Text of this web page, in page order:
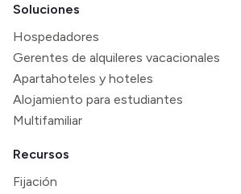
Soluciones
Hospedadores
Gerentes de alquileres vacacionales
Apartahoteles y hoteles
Alojamiento para estudiantes
Multifamiliar
Recursos
Fijación